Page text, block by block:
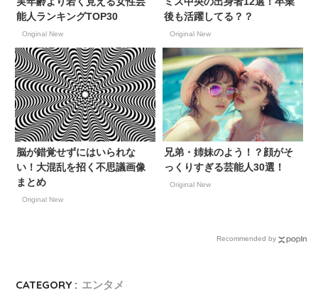
能人ランキングTOP30
Original New
後も活躍してる？？
Original New
脳が錯覚せずにはいられな
い！大混乱を招く不思議画像
まとめ
Original New
兄弟・姉妹のよう！？顔がそ
っくりすぎる芸能人30選！
Original New
Recommended by
CATEGORY : エンタメ